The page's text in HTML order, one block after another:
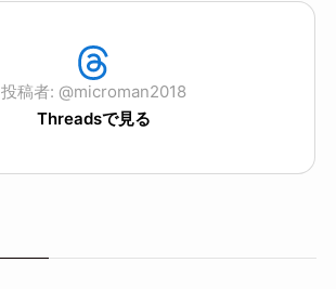
投稿者: @microman2018
Threadsで見る